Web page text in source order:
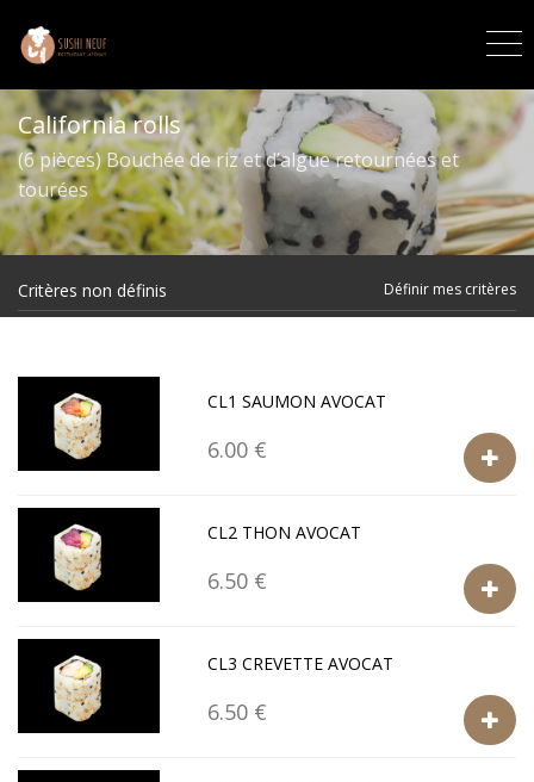
California rolls
(6 pièces) Bouchée de riz et d’algue retournées et
tourées
Critères non définis Définir mes critères
CL1 SAUMON AVOCAT
6.00 €
CL2 THON AVOCAT
6.50 €
CL3 CREVETTE AVOCAT
6.50 €